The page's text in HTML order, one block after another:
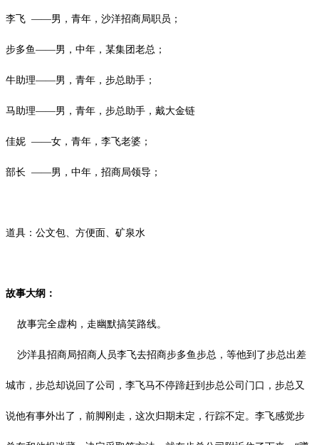
李飞 ——男，青年，沙洋招商局职员；
步多鱼——男，中年，某集团老总；
牛助理——男，青年，步总助手；
马助理——男，青年，步总助手，戴大金链
佳妮 ——女，青年，李飞老婆；
部长 ——男，中年，招商局领导；
道具：公文包、方便面、矿泉水
故事大纲：
故事完全虚构，走幽默搞笑路线。
沙洋县招商局招商人员李飞去招商步多鱼步总，等他到了步总出差
城市，步总却说回了公司，李飞马不停蹄赶到步总公司门口，步总又
说他有事外出了，前脚刚走，这次归期未定，行踪不定。李飞感觉步